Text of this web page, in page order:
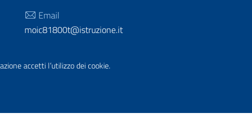
accetti l’utilizzo dei cookie.
Email
moic81800t@istruzione.it